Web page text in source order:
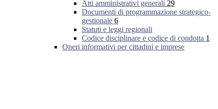
Atti amministrativi generali 29
Documenti di programmazione strategico-
gestionale 6
Statuti e leggi regionali
Codice disciplinare e codice di condotta 1
Oneri informativi per cittadini e imprese